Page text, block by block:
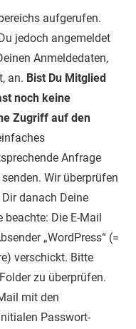
aufgerufen.
jedoch angemeldet
Anmeldedaten,
an. Bist Du Mitglied
noch keine
Zugriff auf den
Anfrage
Wir überprüfen
danach Deine
beachte: Die E-Mail
„WordPress“ (=
verschickt. Bitte
zu überprüfen.
mit den
Passwort-